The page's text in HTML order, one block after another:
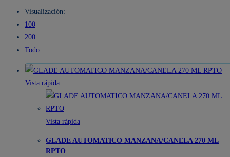
Visualización:
100
200
Todo
Vista rápida
Vista rápida
GLADE AUTOMATICO MANZANA/CANELA 270 ML
RPTO